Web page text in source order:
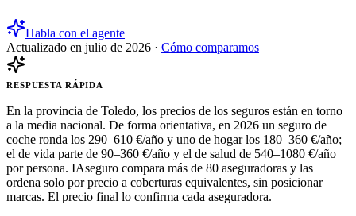
Habla con el agente
Actualizado en julio de 2026 · Cómo comparamos
RESPUESTA RÁPIDA
En la provincia de Toledo, los precios de los seguros están en torno
a la media nacional. De forma orientativa, en 2026 un seguro de
coche ronda los 290–610 €/año y uno de hogar los 180–360 €/año;
el de vida parte de 90–360 €/año y el de salud de 540–1080 €/año
por persona. IAseguro compara más de 80 aseguradoras y las
ordena solo por precio a coberturas equivalentes, sin posicionar
marcas. El precio final lo confirma cada aseguradora.